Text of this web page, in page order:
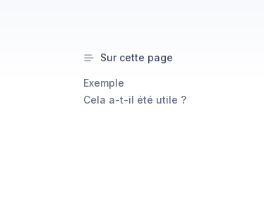
Sur cette page
Exemple
Cela a-t-il été utile ?